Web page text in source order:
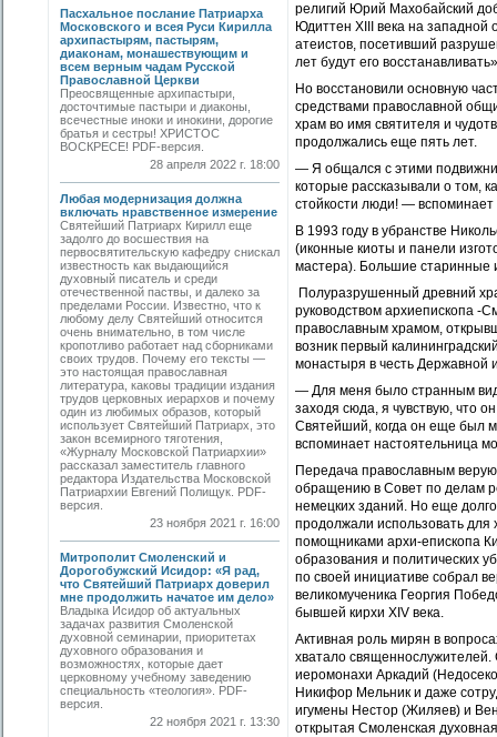
Пасхальное послание Патриарха
Московского и всея Руси Кирилла
архипастырям, пастырям,
диаконам, монашествующим и
всем верным чадам Русской
Православной Церкви
Преосвященные архипастыри,
досточтимые пастыри и диаконы,
всечестные иноки и инокини, дорогие
братья и сестры! ХРИСТОС
ВОСКРЕСЕ! PDF-версия.
28 апреля 2022 г. 18:00
Любая модернизация должна
включать нравственное измерение
Святейший Патриарх Кирилл еще
задолго до восшествия на
первосвятительскую кафедру снискал
известность как выдающийся
духовный писатель и среди
отечественной паствы, и далеко за
пределами России. Известно, что к
любому делу Святейший относится
очень внимательно, в том числе
кропотливо работает над сборниками
своих трудов. Почему его тексты —
это настоящая православная
литература, каковы традиции издания
трудов церковных иерархов и почему
один из любимых образов, который
использует Святейший Патриарх, это
закон всемирного тяготения,
«Журналу Московской Патриархии»
рассказал заместитель главного
редактора Издательства Московской
Патриархии Евгений Полищук. PDF-
версия.
23 ноября 2021 г. 16:00
Митрополит Смоленский и
Дорогобужский Исидор: «Я рад,
что Святейший Патриарх доверил
мне продолжить начатое им дело»
Владыка Исидор об актуальных
задачах развития Смоленской
духовной семинарии, приоритетах
духовного образования и
возможностях, которые дает
церковному учебному заведению
специальность «теология». PDF-
версия.
22 ноября 2021 г. 13:30
религий Юрий Махобайский
Юдиттен XIII века на западной
атеистов, посетивший
лет будут его
Но восстановили основную
средствами православной
храм во имя святителя и
продолжались еще пять лет.
— Я общался с этими
которые рассказывали о том,
стойкости люди! —
В 1993 году в убранстве
(иконные киоты и панели
мастера). Большие старинные
Полуразрушенный древний
руководством архиепископа -
православным храмом,
возник первый
монастыря в честь Державной
— Для меня было странным
заходя сюда, я чувствую, что
Святейший, когда он еще был
вспоминает настоятельница
Передача православным
обращению в Совет по делам
немецких зданий. Но еще
продолжали использовать
помощниками архи-епископа
образования и политических
по своей инициативе собрал
великомученика Георгия
бывшей кирхи XIV века.
Активная роль мирян в
хватало священнослужителей.
иеромонахи Аркадий
Никифор Мельник и даже
игумены Нестор (Жиляев) и
открытая Смоленская